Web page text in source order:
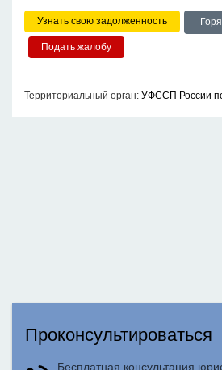
Узнать свою задолженность
Территориальный орган: УФССП России